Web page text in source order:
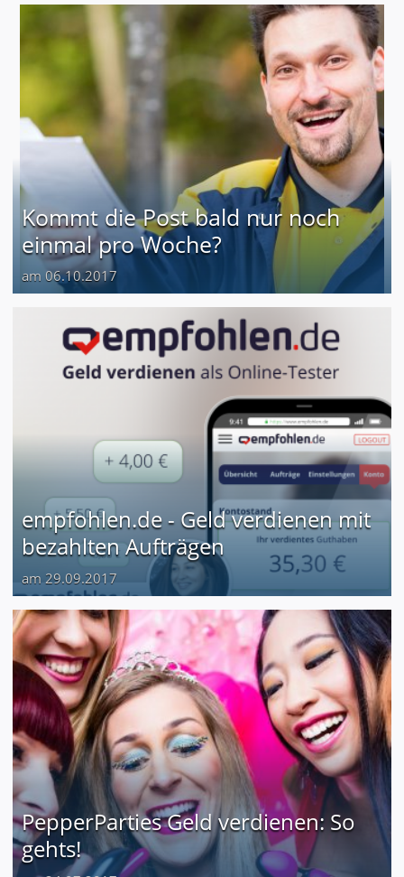
Kommt die Post bald nur noch
einmal pro Woche?
am 06.10.2017
empfohlen.de - Geld verdienen mit
bezahlten Aufträgen
am 29.09.2017
PepperParties Geld verdienen: So
gehts!